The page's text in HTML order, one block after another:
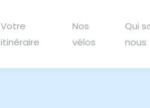
Votre
itinéraire
Nos
vélos
Qui
nous